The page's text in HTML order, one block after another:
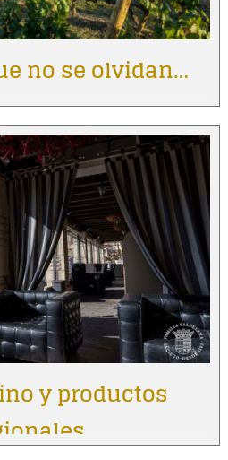
no se olvidan…
y productos